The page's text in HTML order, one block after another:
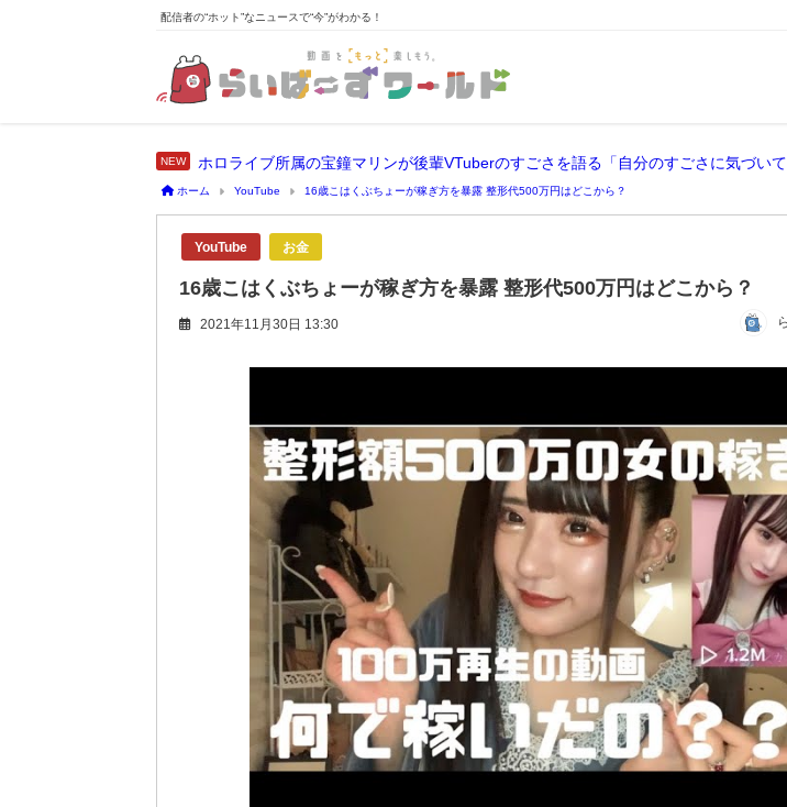
配信者の“ホット”なニュースで“今”がわかる！
ホーム YouTube 16歳こはくぶちょーが稼ぎ方を暴露 整形代500万円はどこから？
YouTube お金
16歳こはくぶちょーが稼ぎ方を暴露 整形代500万円はどこから？
2021年11月30日 13:30